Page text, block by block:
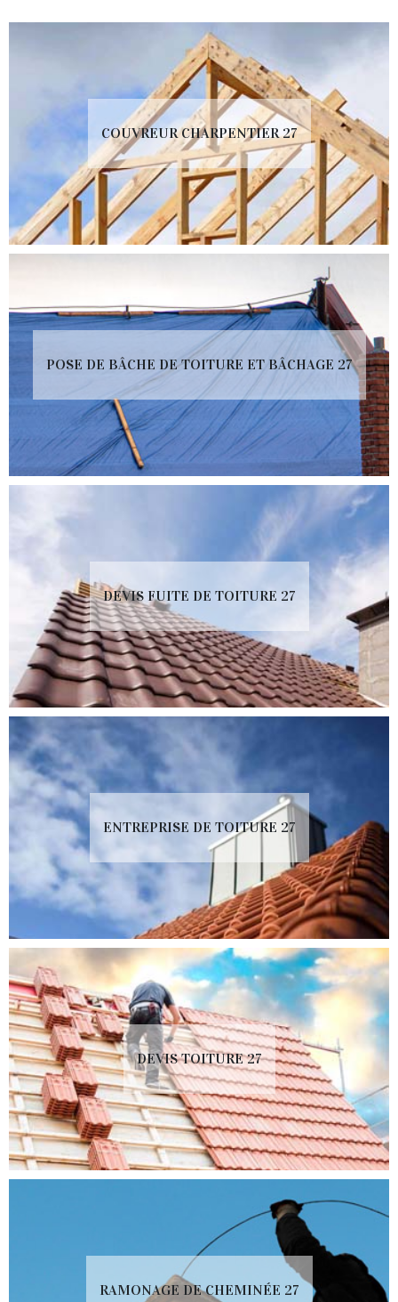
COUVREUR CHARPENTIER 27
POSE DE BÂCHE DE TOITURE ET BÂCHAGE 27
DEVIS FUITE DE TOITURE 27
ENTREPRISE DE TOITURE 27
DEVIS TOITURE 27
RAMONAGE DE CHEMINÉE 27